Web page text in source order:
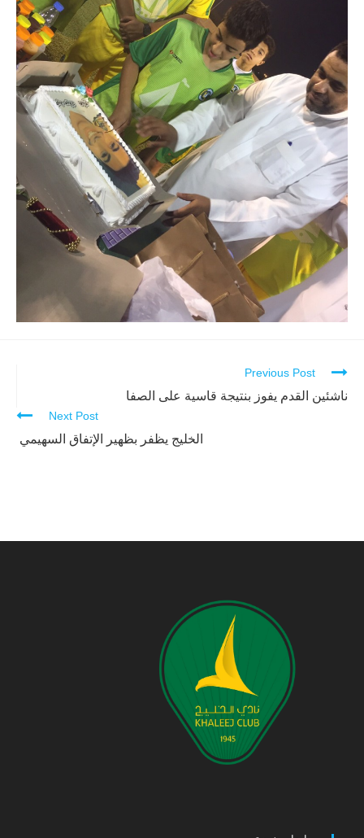
Continue
Reading
Previous Post
ناشئين القدم يفوز بنتيجة قاسية على الصفا
Next Post
الخليج يظفر بظهير الإتفاق السهيمي